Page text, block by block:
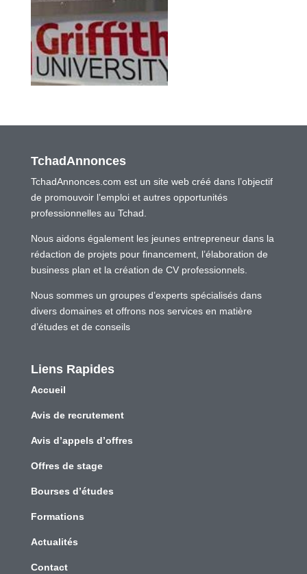
TchadAnnonces
TchadAnnonces.com est un site web créé dans l’objectif
de promouvoir l’emploi et autres opportunités
professionnelles au Tchad.
Nous aidons également les jeunes entrepreneur dans la
rédaction de projets pour financement, l’élaboration de
business plan et la création de CV professionnels.
Nous sommes un groupes d’experts spécialisés dans
divers domaines et offrons nos services en matière
d’études et de conseils
Liens Rapides
Accueil
Avis de recrutement
Avis d’appels d’offres
Offres de stage
Bourses d’études
Formations
Actualités
Contact